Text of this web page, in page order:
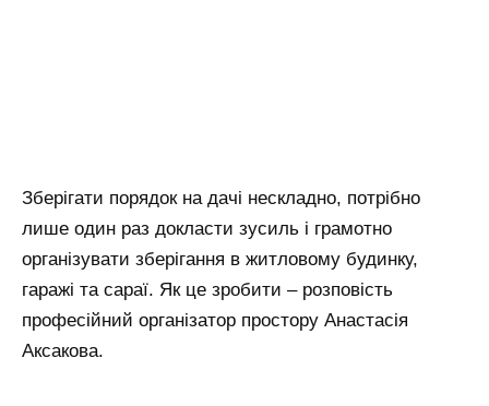
Зберігати порядок на дачі нескладно, потрібно
лише один раз докласти зусиль і грамотно
організувати зберігання в житловому будинку,
гаражі та сараї. Як це зробити – розповість
професійний організатор простору Анастасія
Аксакова.